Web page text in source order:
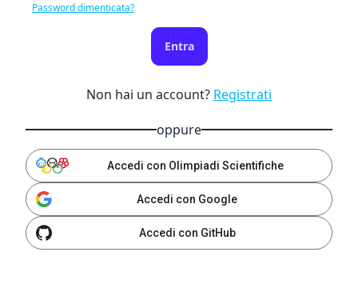
Password dimenticata?
Entra
Non hai un account? Registrati
oppure
Accedi con Olimpiadi Scientifiche
Accedi con Google
Accedi con GitHub